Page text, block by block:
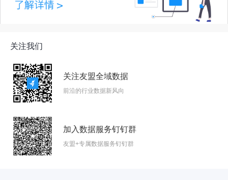
关注我们
关注友盟全域数据
前沿的行业数据新风向
加入数据服务钉钉群
友盟+专属数据服务钉钉群